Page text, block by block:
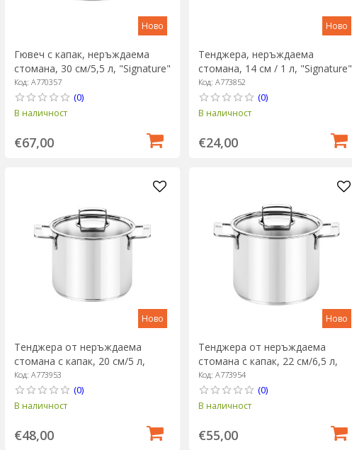
Ново
Гювеч с капак, неръждаема
стомана, 30 см/5,5 л, "Signature"
- BRA
Код: A770357
(0)
В наличност
€67,00
Ново
Тенджера, неръждаема
стомана, 14 см / 1 л, "Signature"
- BRA
Код: A773852
(0)
В наличност
€24,00
Ново
Тенджера от неръждаема
стомана с капак, 20 см/5 л,
"Signature" - BRA
Код: A773953
(0)
В наличност
€48,00
Ново
Тенджера от неръждаема
стомана с капак, 22 см/6,5 л,
"Signature" - BRA
Код: A773954
(0)
В наличност
€55,00